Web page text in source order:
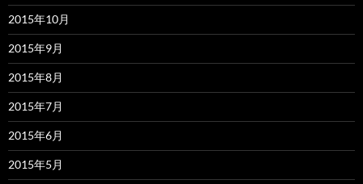
2015年10月
2015年9月
2015年8月
2015年7月
2015年6月
2015年5月